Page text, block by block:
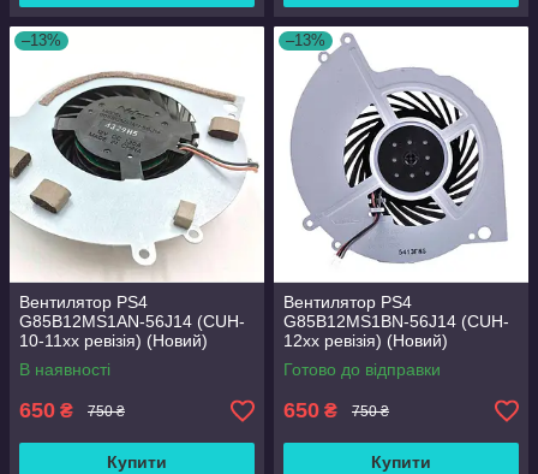
–13%
Вентилятор PS4
G85B12MS1AN-56J14 (CUH-
10-11хх ревізія) (Новий)
В наявності
650 ₴ 750 ₴
Купити
–13%
Вентилятор PS4
G85B12MS1BN-56J14 (CUH-
12хх ревізія) (Новий)
Готово до відправки
650 ₴ 750 ₴
Купити